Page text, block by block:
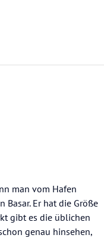
man vom Hafen
Er hat die Größe
gibt es die üblichen
genau hinsehen,